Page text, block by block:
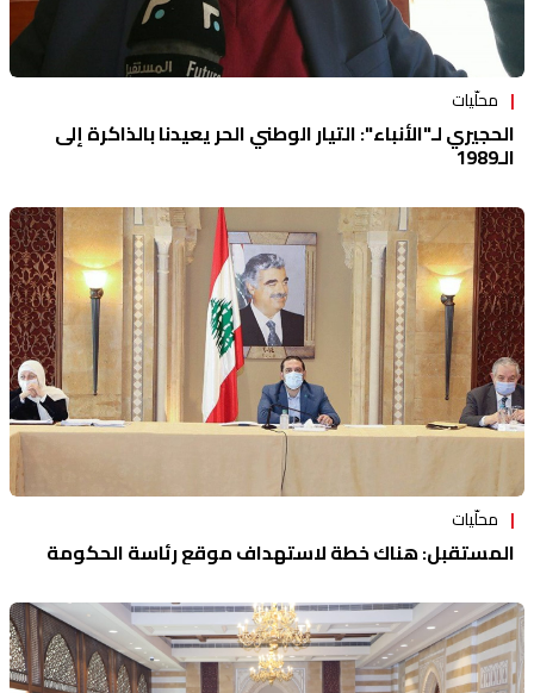
محلّيات
الحجيري لـ"الأنباء": التيار الوطني الحر يعيدنا بالذاكرة إلى
الـ1989
محلّيات
المستقبل: هناك خطة لاستهداف موقع رئاسة الحكومة